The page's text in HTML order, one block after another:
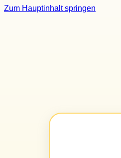
Zum Hauptinhalt springen